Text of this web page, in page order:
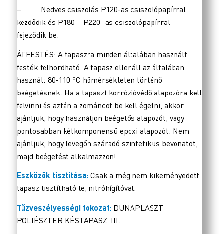
– Nedves csiszolás P120-as csiszolópapírral
kezdődik és P180 – P220- as csiszolópapírral
fejeződik be.
ÁTFESTÉS: A tapaszra minden általában használt
festék felhordható. A tapasz ellenáll az általában
használt 80-110 ºC hőmérsékleten történő
beégetésnek. Ha a tapaszt korrózióvédő alapozóra kell
felvinni és aztán a zománcot be kell égetni, akkor
ajánljuk, hogy használjon beégetős alapozót, vagy
pontosabban kétkomponensű epoxi alapozót. Nem
ajánljuk, hogy levegőn száradó szintetikus bevonatot,
majd beégetést alkalmazzon!
Eszközök tisztítása: Csak a még nem kikeményedett
tapasz tisztítható le, nitróhígítóval.
Tűzveszélyességi fokozat: DUNAPLASZT
POLIÉSZTER KÉSTAPASZ III.